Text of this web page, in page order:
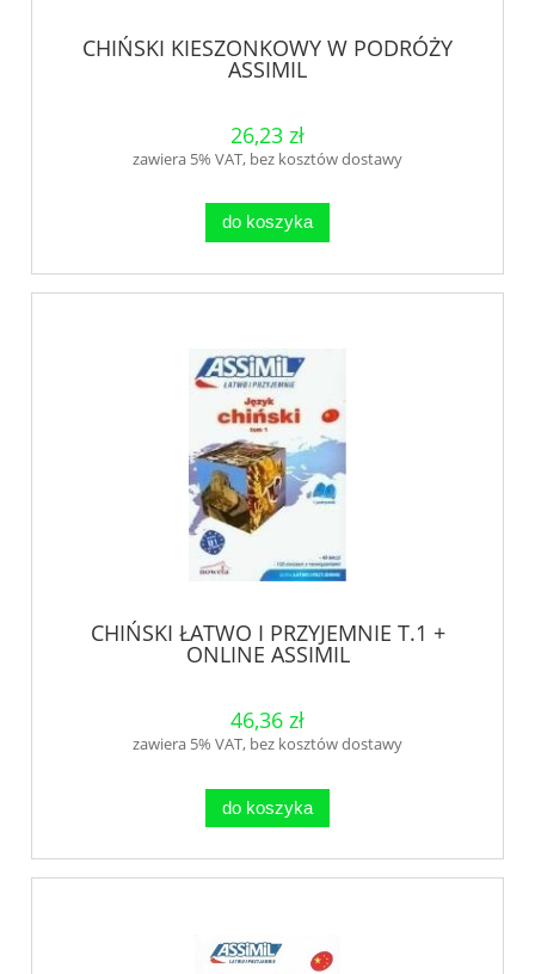
CHIŃSKI KIESZONKOWY W PODRÓŻY
ASSIMIL
26,23 zł
zawiera 5% VAT, bez kosztów dostawy
do koszyka
CHIŃSKI ŁATWO I PRZYJEMNIE T.1 +
ONLINE ASSIMIL
46,36 zł
zawiera 5% VAT, bez kosztów dostawy
do koszyka